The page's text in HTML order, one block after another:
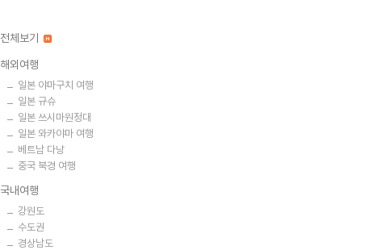
전체보기
해외여행
일본 야마구치 여행
일본 규슈
일본 쓰시마원정대
일본 와카야마 여행
베트남 다낭
중국 북경 여행
국내여행
강원도
수도권
경상남도